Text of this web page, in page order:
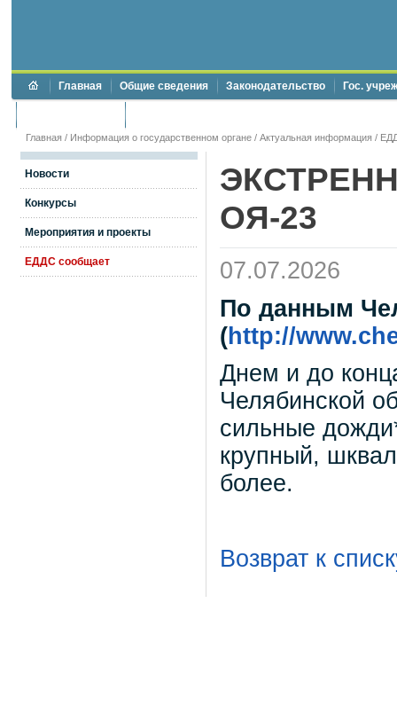
Главная Общие сведения Законодательство Гос.
Главная / Информация о государственном органе / Актуальная информация /
Новости
Конкурсы
Мероприятия и проекты
ЕДДС сообщает
ОЯ-23
07.07.2026
По данным
(http://
Днем и до
Челябинской
сильные
крупный,
более.
Возврат к